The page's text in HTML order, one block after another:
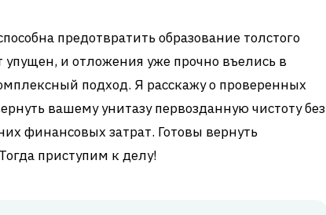
предотвратить образование толстого
и отложения уже прочно въелись в
подход. Я расскажу о проверенных
вашему унитазу первозданную чистоту без
финансовых затрат. Готовы вернуть
приступим к делу!